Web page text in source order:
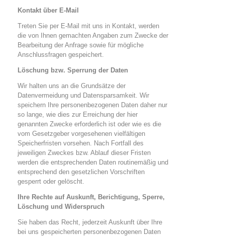
Kontakt über E-Mail
Treten Sie per E-Mail mit uns in Kontakt, werden
die von Ihnen gemachten Angaben zum Zwecke der
Bearbeitung der Anfrage sowie für mögliche
Anschlussfragen gespeichert.
Löschung bzw. Sperrung der Daten
Wir halten uns an die Grundsätze der
Datenvermeidung und Datensparsamkeit. Wir
speichern Ihre personenbezogenen Daten daher nur
so lange, wie dies zur Erreichung der hier
genannten Zwecke erforderlich ist oder wie es die
vom Gesetzgeber vorgesehenen vielfältigen
Speicherfristen vorsehen. Nach Fortfall des
jeweiligen Zweckes bzw. Ablauf dieser Fristen
werden die entsprechenden Daten routinemäßig und
entsprechend den gesetzlichen Vorschriften
gesperrt oder gelöscht.
Ihre Rechte auf Auskunft, Berichtigung, Sperre,
Löschung und Widerspruch
Sie haben das Recht, jederzeit Auskunft über Ihre
bei uns gespeicherten personenbezogenen Daten